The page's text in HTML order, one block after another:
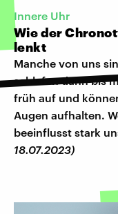
Innere Uhr
Wie der
lenkt
Manche von uns
schlafen dann bis
früh auf und
Augen aufhalten.
beeinflusst stark
18.07.2023)